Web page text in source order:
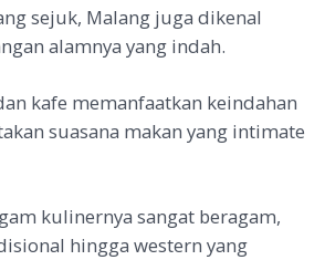
sejuk, Malang juga dikenal
alamnya yang indah.
kafe memanfaatkan keindahan
suasana makan yang intimate
kulinernya sangat beragam,
hingga western yang